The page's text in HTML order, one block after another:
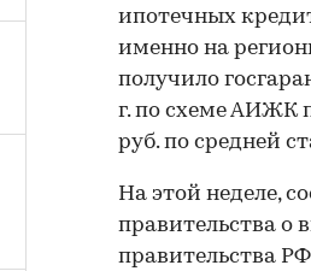
ипотечных
именно на
получило
г. по схеме АИЖК
руб. по средней
На этой неделе,
правительства о
правительства